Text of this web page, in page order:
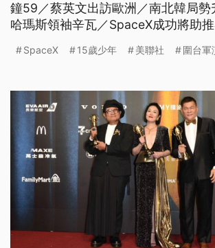
鐘59／蔡英文出訪歐洲／南北韓局勢
哈瑪斯領袖辛瓦／SpaceX成功將助
SpaceX 15歲少年 美聯社 圍台軍